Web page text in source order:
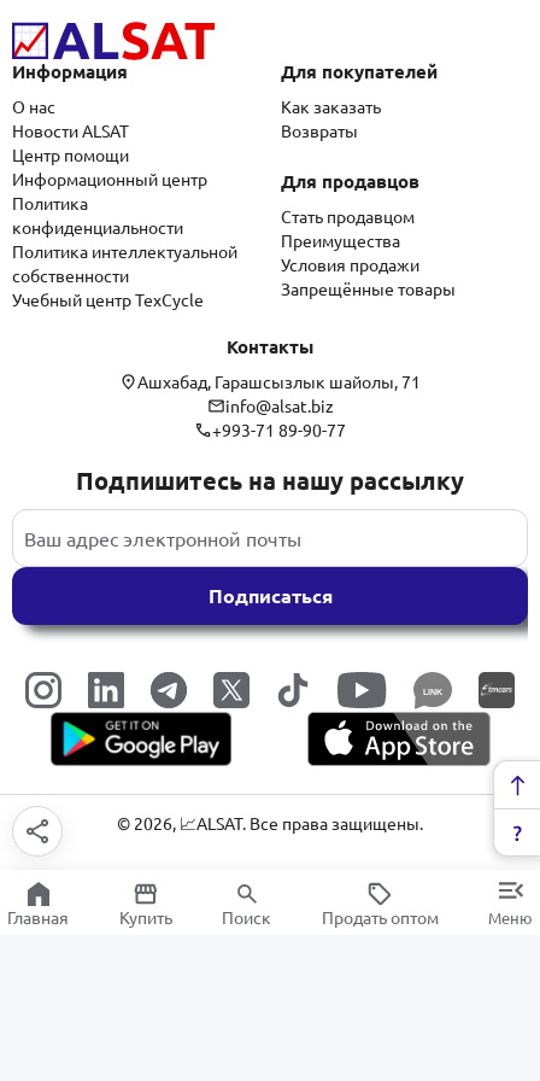
Информация
О нас
Новости ALSAT
Центр помощи
Информационный центр
Политика
конфиденциальности
Политика интеллектуальной
собственности
Учебный центр TexCycle
Для покупателей
Как заказать
Возвраты
Для продавцов
Стать продавцом
Преимущества
Условия продажи
Запрещённые товары
Контакты
Ашхабад, Гарашсызлык шайолы, 71
info@alsat.biz
+993-71 89-90-77
Подпишитесь на нашу рассылку
Подписаться
LINK
© 2026, 📈ALSAT. Все права защищены.
Главная Купить Поиск Продать оптом Меню